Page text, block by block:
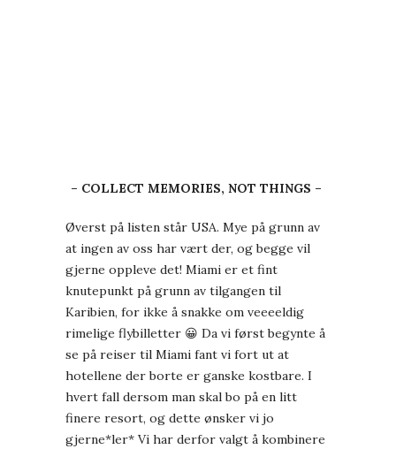
– COLLECT MEMORIES, NOT THINGS –
Øverst på listen står USA. Mye på grunn av
at ingen av oss har vært der, og begge vil
gjerne oppleve det! Miami er et fint
knutepunkt på grunn av tilgangen til
Karibien, for ikke å snakke om veeeeldig
rimelige flybilletter 😀 Da vi først begynte å
se på reiser til Miami fant vi fort ut at
hotellene der borte er ganske kostbare. I
hvert fall dersom man skal bo på en litt
finere resort, og dette ønsker vi jo
gjerne*ler* Vi har derfor valgt å kombinere